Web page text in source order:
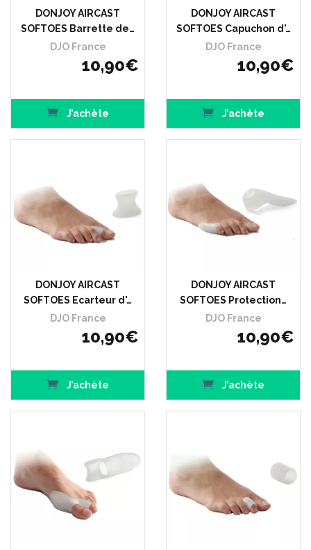
DONJOY AIRCAST
SOFTOES Barrette de…
DJO France
10,90€
J’achète
DONJOY AIRCAST
SOFTOES Capuchon d'…
DJO France
10,90€
J’achète
DONJOY AIRCAST
SOFTOES Ecarteur d'…
DJO France
10,90€
J’achète
DONJOY AIRCAST
SOFTOES Protection…
DJO France
10,90€
J’achète